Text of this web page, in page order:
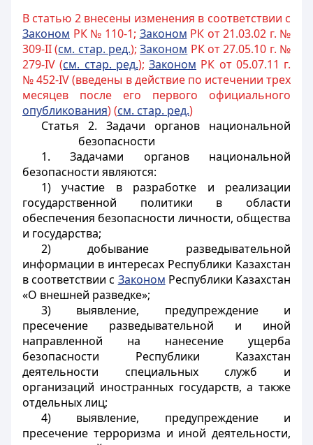
В статью 2 внесены изменения в соответствии с
Законом РК № 110-1; Законом РК от 21.03.02 г. №
309-II (см. стар. ред.);Законом РК от 27.05.10 г. №
279-IV (см. стар. ред.); Законом РК от 05.07.11 г.
№ 452-IV (введены в действие по истечении трех
месяцев после его первого официального
опубликования) (см. стар. ред.)
Статья 2. Задачи органов национальной
безопасности
1. Задачами органов национальной
безопасности являются:
1) участие в разработке и реализации
государственной политики в области
обеспечения безопасности личности, общества
и государства;
2) добывание разведывательной
информации в интересах Республики Казахстан
в соответствии с Законом Республики Казахстан
«О внешней разведке»;
3) выявление, предупреждение и
пресечение разведывательной и иной
направленной на нанесение ущерба
безопасности Республики Казахстан
деятельности специальных служб и
организаций иностранных государств, а также
отдельных лиц;
4) выявление, предупреждение и
пресечение терроризма и иной деятельности,